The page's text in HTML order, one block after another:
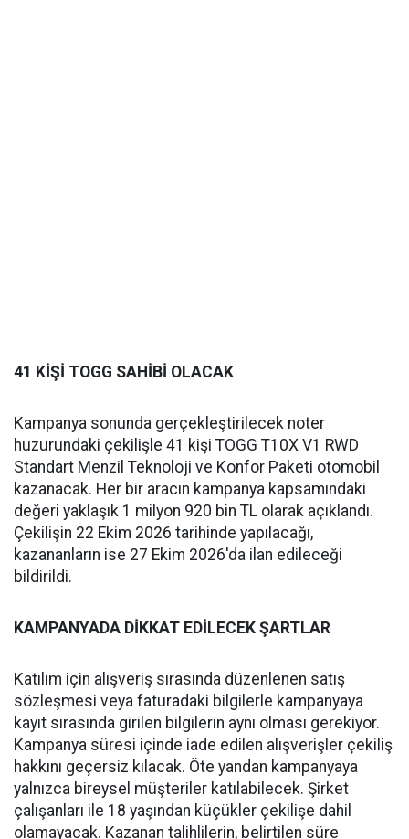
41 KİŞİ TOGG SAHİBİ OLACAK
Kampanya sonunda gerçekleştirilecek noter
huzurundaki çekilişle 41 kişi TOGG T10X V1 RWD
Standart Menzil Teknoloji ve Konfor Paketi otomobil
kazanacak. Her bir aracın kampanya kapsamındaki
değeri yaklaşık 1 milyon 920 bin TL olarak açıklandı.
Çekilişin 22 Ekim 2026 tarihinde yapılacağı,
kazananların ise 27 Ekim 2026'da ilan edileceği
bildirildi.
KAMPANYADA DİKKAT EDİLECEK ŞARTLAR
Katılım için alışveriş sırasında düzenlenen satış
sözleşmesi veya faturadaki bilgilerle kampanyaya
kayıt sırasında girilen bilgilerin aynı olması gerekiyor.
Kampanya süresi içinde iade edilen alışverişler çekiliş
hakkını geçersiz kılacak. Öte yandan kampanyaya
yalnızca bireysel müşteriler katılabilecek. Şirket
çalışanları ile 18 yaşından küçükler çekilişe dahil
olamayacak. Kazanan talihlilerin, belirtilen süre